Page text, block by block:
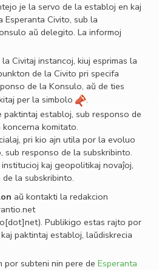
je la servo de la establoj en kaj
Esperanta Civito, sub la
aŭ delegito. La informoj
Civitaj instancoj, kiuj esprimas la
de la Civito pri specifa
de la Konsulo, aŭ de ties
per la simbolo
.
paktintaj establoj, sub responso de
koncerna komitato.
pri kio ajn utila por la evoluo
sub responso de la subskribinto.
kaj geopolitikaj novaĵoj,
la subskribinto.
aŭ kontakti la redakcion
.net
. Publikigo estas rajto por
paktintaj establoj, laŭdiskrecia
por subteni nin pere de Esperanta